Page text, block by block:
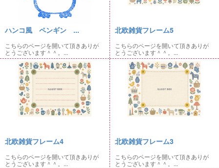
ハンコ風 ペンギン ...
こちらのページを開いて頂きありが
とうございます＾＾。...
北欧雑貨フレーム5
こちらのページを開いて頂きありが
とうございます＾＾。...
北欧雑貨フレーム4
こちらのページを開いて頂きありが
とうございます＾＾。...
北欧雑貨フレーム3
こちらのページを開いて頂きありが
とうございます＾＾。...